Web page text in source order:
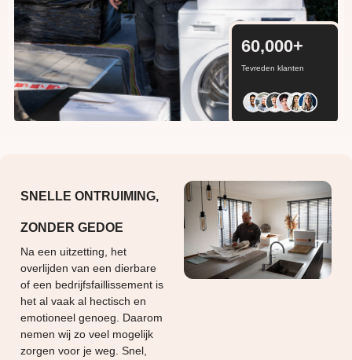
Tevreden klanten
60,000+
SNELLE ONTRUIMING,
ZONDER GEDOE
Na een uitzetting, het
overlijden van een dierbare
of een bedrijfsfaillissement is
het al vaak al hectisch en
emotioneel genoeg. Daarom
nemen wij zo veel mogelijk
zorgen voor je weg. Snel,